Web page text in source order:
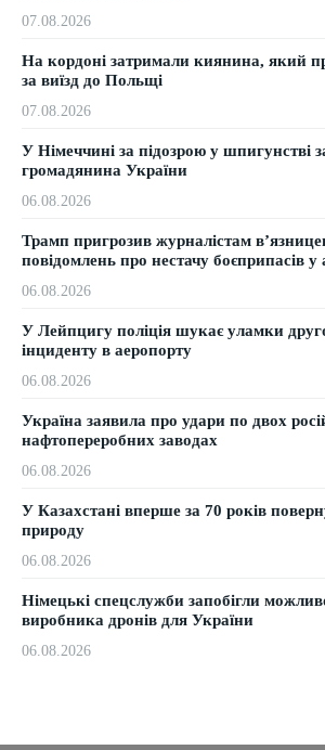
07.08.2026
На кордоні затримали киянина, який
за виїзд до Польщі
07.08.2026
У Німеччині за підозрою у шпигунстві
громадянина України
06.08.2026
Трамп пригрозив журналістам
повідомлень про нестачу боєприпасів
06.08.2026
У Лейпцигу поліція шукає уламки
інциденту в аеропорту
06.08.2026
Україна заявила про удари по двох
нафтопереробних заводах
06.08.2026
У Казахстані вперше за 70 років
природу
06.08.2026
Німецькі спецслужби запобігли
виробника дронів для України
06.08.2026